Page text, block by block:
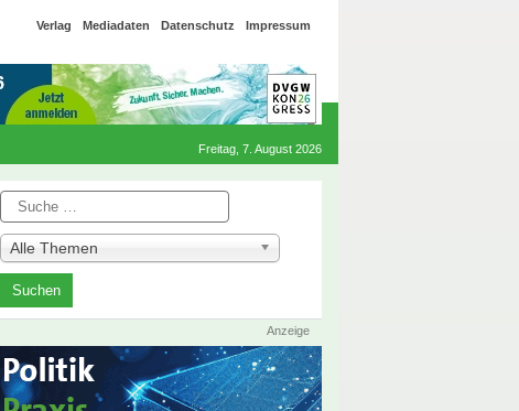
Verlag Mediadaten Datenschutz Impressum
Freitag, 7. August 2026
Suche
Alle Themen
Anzeige